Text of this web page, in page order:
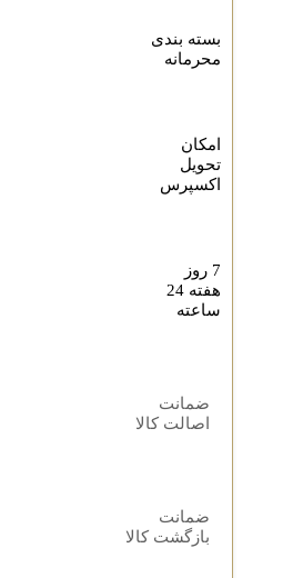
بسته بندی
محرمانه
تحویل
اکسپرس
هفته 24
ساعته
ضمانت
اصالت کالا
ضمانت
بازگشت کالا